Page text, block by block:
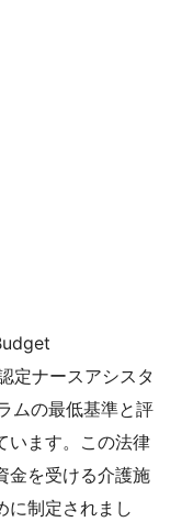
定ナースアシスタ
ムの最低基準と評
います。この法律
金を受ける介護施
に制定されまし